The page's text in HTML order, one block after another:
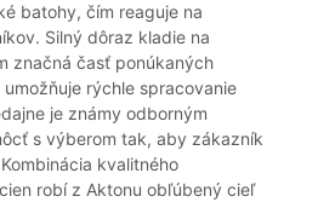
batohy, čím reaguje na
Silný dôraz kladie na
značná časť ponúkaných
rýchle spracovanie
je známy odborným
s výberom tak, aby zákazník
kvalitného
robí z Aktonu obľúbený cieľ